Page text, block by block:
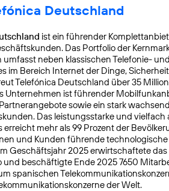
Deutschland
ist ein führender
Das Portfolio der
umfasst neben klassischen Telefonie-
im Bereich Internet der Dinge,
Telefónica Deutschland über 35
Unternehmen ist führender
sowie ein stark
Das leistungsstarke und
erreicht mehr als 99 Prozent der
und Kunden führende
Geschäftsjahr 2025 erwirtschaftete
und beschäftigte Ende 2025 7650
spanischen
der Welt.